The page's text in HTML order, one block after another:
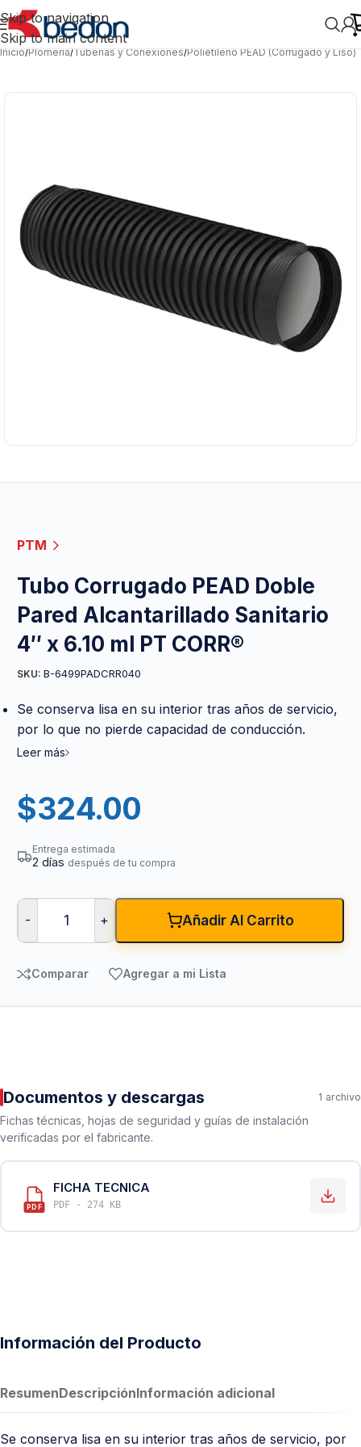
Skip to navigation
Skip to main content
Inicio/Plomería/Tuberías y Conexiones/Polietileno PEAD (Corrugado y Liso)
PTM
Tubo Corrugado PEAD Doble
Pared Alcantarillado Sanitario
4″ x 6.10 ml PT CORR®
SKU: B-6499PADCRR040
Se conserva lisa en su interior tras años de servicio,
por lo que no pierde capacidad de conducción.
Leer más
$324.00
Entrega estimada
2 días después de tu compra
- + Añadir Al Carrito
Comparar Agregar a mi Lista
Documentos y descargas 1 archivo
Fichas técnicas, hojas de seguridad y guías de instalación
verificadas por el fabricante.
PDF
FICHA TECNICA
PDF · 274 KB
Información del Producto
ResumenDescripciónInformación adicional
Se conserva lisa en su interior tras años de servicio, por